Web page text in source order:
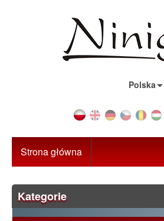
Polska
Strona główna
Kategorie